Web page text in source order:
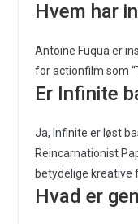
Hvem har
Antoine Fuqua er
for actionfilm som
Er Infinite
Ja, Infinite er løst
Reincarnationist
betydelige kreative
Hvad er